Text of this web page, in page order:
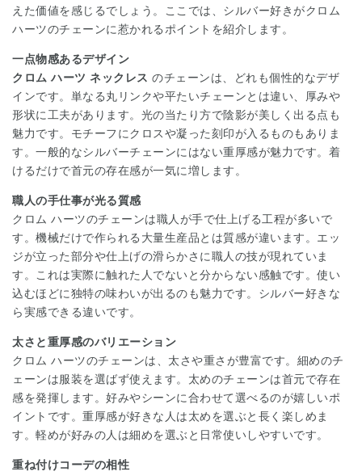
えた価値を感じるでしょう。ここでは、シルバー好きがクロム
ハーツのチェーンに惹かれるポイントを紹介します。
一点物感あるデザイン
クロム ハーツ ネックレス のチェーンは、どれも個性的なデザ
インです。単なる丸リンクや平たいチェーンとは違い、厚みや
形状に工夫があります。光の当たり方で陰影が美しく出る点も
魅力です。モチーフにクロスや凝った刻印が入るものもありま
す。一般的なシルバーチェーンにはない重厚感が魅力です。着
けるだけで首元の存在感が一気に増します。
職人の手仕事が光る質感
クロム ハーツのチェーンは職人が手で仕上げる工程が多いで
す。機械だけで作られる大量生産品とは質感が違います。エッ
ジが立った部分や仕上げの滑らかさに職人の技が現れていま
す。これは実際に触れた人でないと分からない感触です。使い
込むほどに独特の味わいが出るのも魅力です。シルバー好きな
ら実感できる違いです。
太さと重厚感のバリエーション
クロム ハーツのチェーンは、太さや重さが豊富です。細めのチ
ェーンは服装を選ばず使えます。太めのチェーンは首元で存在
感を発揮します。好みやシーンに合わせて選べるのが嬉しいポ
イントです。重厚感が好きな人は太めを選ぶと長く楽しめま
す。軽めが好みの人は細めを選ぶと日常使いしやすいです。
重ね付けコーデの相性